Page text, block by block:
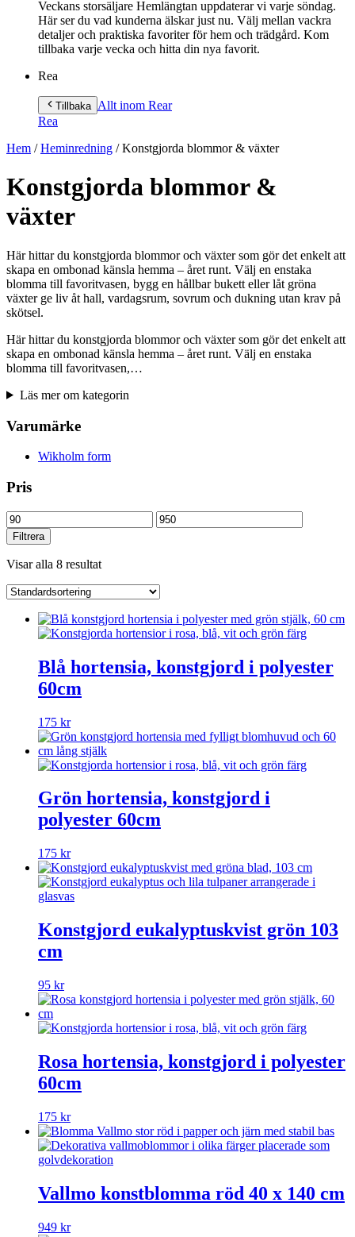
Veckans storsäljare Hemlängtan uppdaterar vi varje söndag.
Här ser du vad kunderna älskar just nu. Välj mellan vackra
detaljer och praktiska favoriter för hem och trädgård. Kom
tillbaka varje vecka och hitta din nya favorit.
Rea
Tillbaka Allt inom Rear
Rea
Hem /Heminredning /Konstgjorda blommor & växter
Konstgjorda blommor &
växter
Här hittar du konstgjorda blommor och växter som gör det enkelt att
skapa en ombonad känsla hemma – året runt. Välj en enstaka
blomma till favoritvasen, bygg en hållbar bukett eller låt gröna
växter ge liv åt hall, vardagsrum, sovrum och dukning utan krav på
skötsel.
Här hittar du konstgjorda blommor och växter som gör det enkelt att
skapa en ombonad känsla hemma – året runt. Välj en enstaka
blomma till favoritvasen,…
Läs mer om kategorin
Varumärke
Wikholm form
Pris
Min
pris
Max
pris
Filtrera
Visar alla 8 resultat
Blå hortensia, konstgjord i polyester
60cm
175 kr
Grön hortensia, konstgjord i
polyester 60cm
175 kr
Konstgjord eukalyptuskvist grön 103
cm
95 kr
Rosa hortensia, konstgjord i polyester
60cm
175 kr
Vallmo konstblomma röd 40 x 140 cm
949 kr